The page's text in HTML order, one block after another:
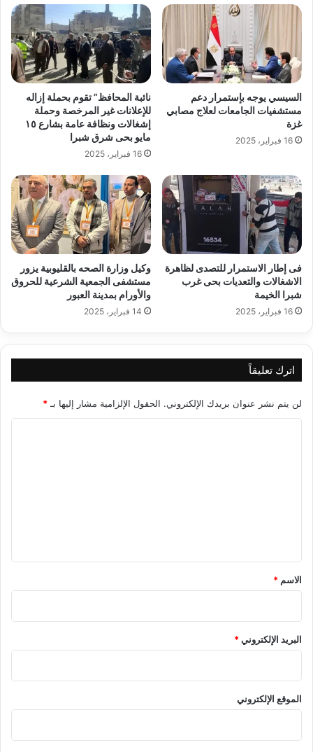
السيسي يوجه بإستمرار دعم
مستشفيات الجامعات لعلاج مصابي
غزة
16 فبراير، 2025
نائبة المحافظ” تقوم بحملة إزاله
للإعلانات غير المرخصة وحملة
إشغالات ونظافة عامة بشارع ١٥
مايو بحى شرق شبرا
16 فبراير، 2025
فى إطار الاستمرار للتصدى لظاهرة
الاشغالات والتعديات بحى غرب
شبرا الخيمة
16 فبراير، 2025
وكيل وزارة الصحه بالقليوبية يزور
مستشفى الجمعية الشرعية للحروق
والأورام بمدينة العبور
14 فبراير، 2025
اترك تعليقاً
لن يتم نشر عنوان بريدك الإلكتروني. الحقول الإلزامية مشار إليها بـ *
*
الاسم *
البريد الإلكتروني*
الموقع الإلكتروني